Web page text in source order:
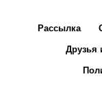
Рассылка
Друзья